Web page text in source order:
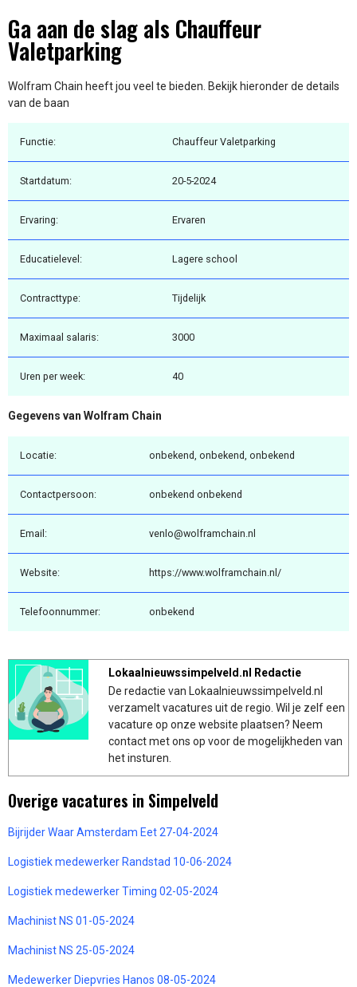
Ga aan de slag als Chauffeur
Valetparking
Wolfram Chain heeft jou veel te bieden. Bekijk hieronder de details
van de baan
Functie: Chauffeur Valetparking
Startdatum: 20-5-2024
Ervaring: Ervaren
Educatielevel: Lagere school
Contracttype: Tijdelijk
Maximaal salaris: 3000
Uren per week: 40
Gegevens van Wolfram Chain
Locatie: onbekend, onbekend, onbekend
Contactpersoon: onbekend onbekend
Email: venlo@wolframchain.nl
Website: https://www.wolframchain.nl/
Telefoonnummer: onbekend
Lokaalnieuwssimpelveld.nl Redactie
De redactie van Lokaalnieuwssimpelveld.nl
verzamelt vacatures uit de regio. Wil je zelf een
vacature op onze website plaatsen? Neem
contact met ons op voor de mogelijkheden van
het insturen.
Overige vacatures in Simpelveld
Bijrijder Waar Amsterdam Eet 27-04-2024
Logistiek medewerker Randstad 10-06-2024
Logistiek medewerker Timing 02-05-2024
Machinist NS 01-05-2024
Machinist NS 25-05-2024
Medewerker Diepvries Hanos 08-05-2024